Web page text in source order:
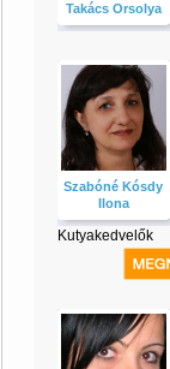
Takács Orsolya
Szabóné Kósdy
Ilona
Kutyakedvelők